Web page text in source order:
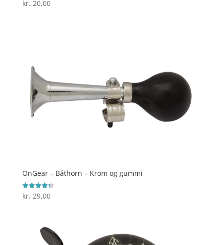
Vurderet
4
kr. 20,00
OnGear – Båthorn – Krom og gummi
Vurderet
4.3
kr. 29,00